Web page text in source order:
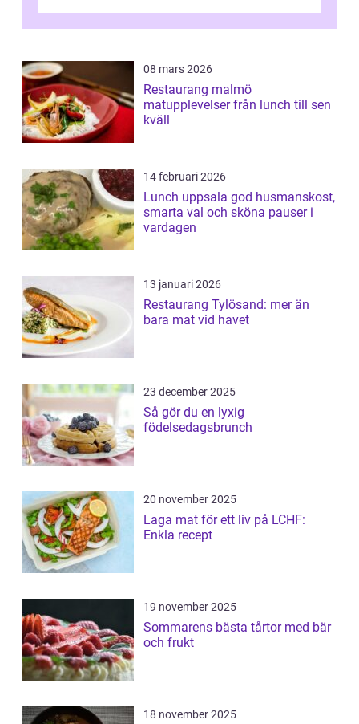
08 mars 2026
Restaurang malmö
matupplevelser från lunch till sen
kväll
14 februari 2026
Lunch uppsala god husmanskost,
smarta val och sköna pauser i
vardagen
13 januari 2026
Restaurang Tylösand: mer än
bara mat vid havet
23 december 2025
Så gör du en lyxig
födelsedagsbrunch
20 november 2025
Laga mat för ett liv på LCHF:
Enkla recept
19 november 2025
Sommarens bästa tårtor med bär
och frukt
18 november 2025